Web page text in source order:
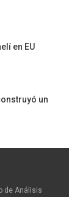
en EU
un
de Análisis